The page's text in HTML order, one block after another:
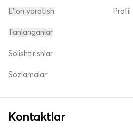
E'lon yaratish Profil
Tanlanganlar
Solishtirishlar
Sozlamalar
Kontaktlar